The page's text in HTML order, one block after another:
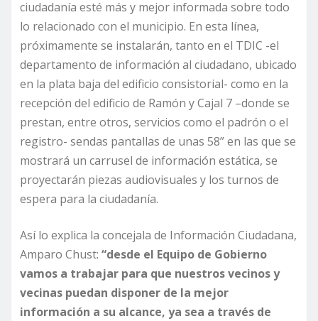
ciudadanía esté más y mejor informada sobre todo
lo relacionado con el municipio. En esta línea,
próximamente se instalarán, tanto en el TDIC -el
departamento de información al ciudadano, ubicado
en la plata baja del edificio consistorial- como en la
recepción del edificio de Ramón y Cajal 7 –donde se
prestan, entre otros, servicios como el padrón o el
registro- sendas pantallas de unas 58” en las que se
mostrará un carrusel de información estática, se
proyectarán piezas audiovisuales y los turnos de
espera para la ciudadanía.
Así lo explica la concejala de Información Ciudadana,
Amparo Chust: “desde el Equipo de Gobierno
vamos a trabajar para que nuestros vecinos y
vecinas puedan disponer de la mejor
información a su alcance, ya sea a través de